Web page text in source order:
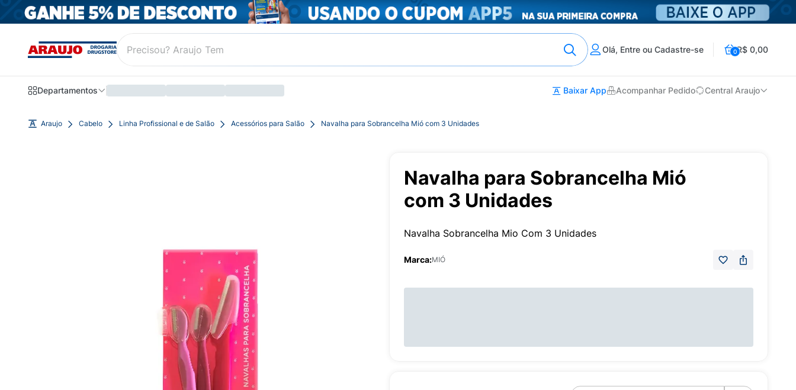
Olá, Entre ou Cadastre-se 0R$ 0,00
Departamentos Baixar App Acompanhar Pedido Central Araujo
Araujo Cabelo Linha Profissional e de Salão Acessórios para Salão Navalha para Sobrancelha Mió com 3 Unidades
Navalha para Sobrancelha Mió
com 3 Unidades
Navalha Sobrancelha Mio Com 3 Unidades
Marca:MIÓ